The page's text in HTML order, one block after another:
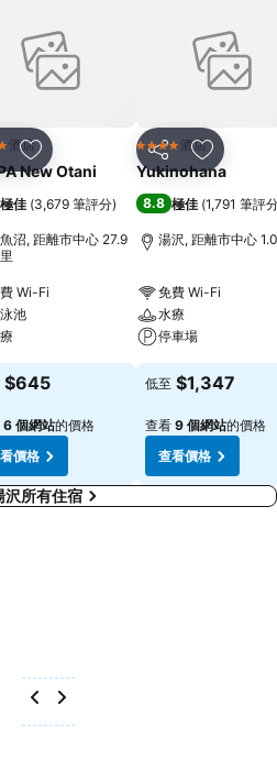
放到收藏夾
酒店
New Otani
極佳 (3,679 筆評分)
沼, 距離市中心 27.9
Wi-Fi
池
$645
6 個網站的價格
價格
分享 放到收藏
4 星級 酒店
Yukinohana
8.8 極佳 (1,791 筆評
湯沢, 距離市中心
免費 Wi-Fi
水療
停車場
低至 $1,347
查看 9 個網站的價格
查看價格
沢所有住宿